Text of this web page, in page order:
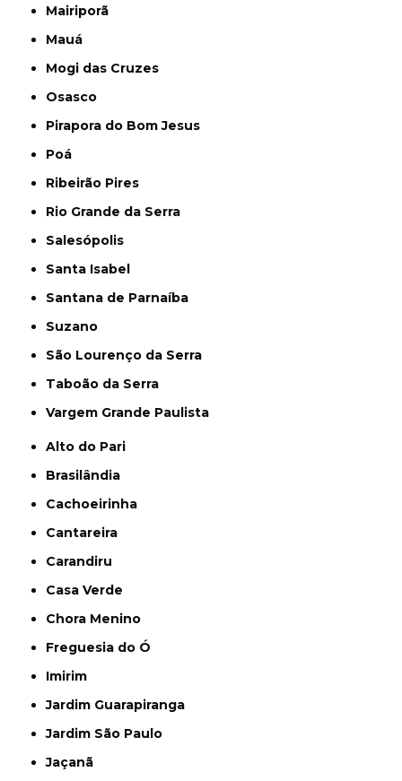
Mairiporã
Mauá
Mogi das Cruzes
Osasco
Pirapora do Bom Jesus
Poá
Ribeirão Pires
Rio Grande da Serra
Salesópolis
Santa Isabel
Santana de Parnaíba
Suzano
São Lourenço da Serra
Taboão da Serra
Vargem Grande Paulista
Alto do Pari
Brasilândia
Cachoeirinha
Cantareira
Carandiru
Casa Verde
Chora Menino
Freguesia do Ó
Imirim
Jardim Guarapiranga
Jardim São Paulo
Jaçanã